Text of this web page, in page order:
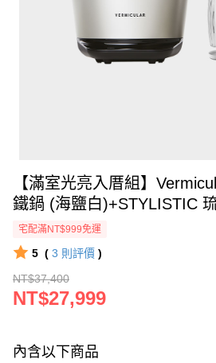
【滿室光亮入厝組】
鐵鍋 (海鹽白)+STYLISTIC
宅配滿NT$999免運
5 ( 3 則評價 )
NT$37,400
NT$27,999
內含以下商品